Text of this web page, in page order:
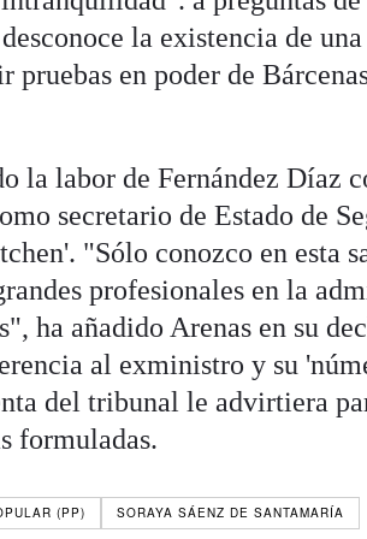
la existencia de
pruebas en poder de
la labor de Fernández Díaz
secretario de Estado de
"Sólo conozco en esta
profesionales en la
ha añadido Arenas en su
al exministro y su
del tribunal le advirtiera
formuladas.
(PP) SORAYA SÁENZ DE SANTAMARÍA